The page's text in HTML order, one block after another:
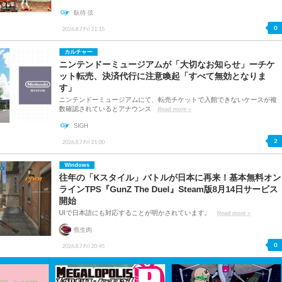
2026.8.7 Fri 21:15
臥待 弦
0
カルチャー
ニンテンドーミュージアムが「大切なお知らせ」ーチケ
ット転売、決済代行に注意喚起「すべて無効となりま
す」
ニンテンドーミュージアムにて、転売チケットで入館できないケースが複
数確認されているとアナウンス
Read more »
2026.8.7 Fri 21:00
SIGH
2
Windows
往年の「Kスタイル」バトルが日本に再来！基本無料オン
ラインTPS『GunZ The Duel』Steam版8月14日サービス
開始
UIで日本語にも対応することが明かされています。 Read more »
2026.8.7 Fri 20:45
焦生肉
0